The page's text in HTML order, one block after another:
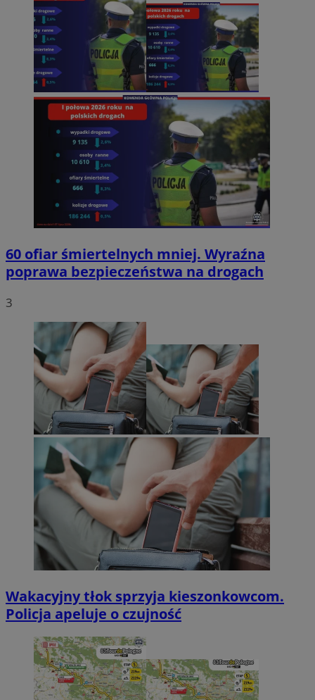
60 ofiar śmiertelnych mniej. Wyraźna
poprawa bezpieczeństwa na drogach
3
Wakacyjny tłok sprzyja kieszonkowcom.
Policja apeluje o czujność